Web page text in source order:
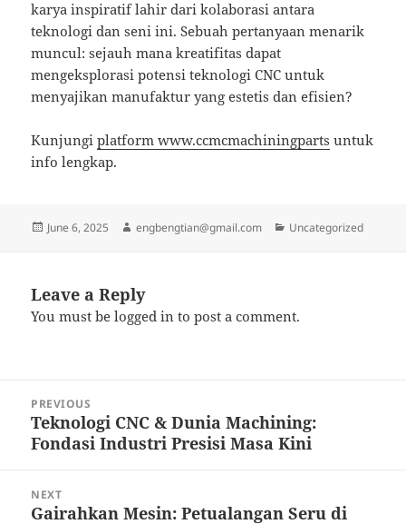
karya inspiratif lahir dari kolaborasi antara
teknologi dan seni ini. Sebuah pertanyaan menarik
muncul: sejauh mana kreatifitas dapat
mengeksplorasi potensi teknologi CNC untuk
menyajikan manufaktur yang estetis dan efisien?
Kunjungiplatform www.ccmcmachiningparts untuk
info lengkap.
Posted
June 6, 2025 Author
engbengtian@gmail.com Categories
Uncategorized
Leave a Reply
You must belogged in to post a comment.
navigation
PREVIOUS
Previous
post:
Teknologi CNC & Dunia Machining:
Fondasi Industri Presisi Masa Kini
NEXT
Next
Gairahkan Mesin: Petualangan Seru di